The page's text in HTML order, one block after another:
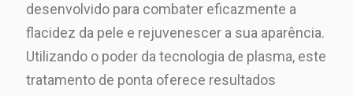
desenvolvido para combater eficazmente a
flacidez da pele e rejuvenescer a sua aparência.
Utilizando o poder da tecnologia de plasma, este
tratamento de ponta oferece resultados